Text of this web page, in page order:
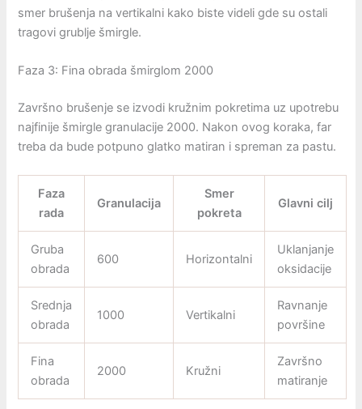
smer brušenja na vertikalni kako biste videli gde su ostali
tragovi grublje šmirgle.
Faza 3: Fina obrada šmirglom 2000
Završno brušenje se izvodi kružnim pokretima uz upotrebu
najfinije šmirgle granulacije 2000. Nakon ovog koraka, far
treba da bude potpuno glatko matiran i spreman za pastu.
Faza
rada
Granulacija
Smer
pokreta
Glavni cilj
Gruba
obrada
600 Horizontalni
Uklanjanje
oksidacije
Srednja
obrada
1000 Vertikalni
Ravnanje
površine
Fina
obrada
2000 Kružni
Završno
matiranje